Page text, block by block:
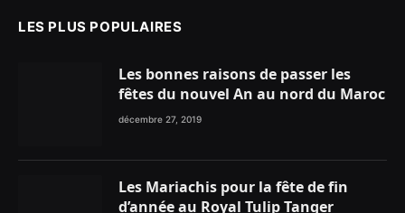
LES PLUS POPULAIRES
Les bonnes raisons de passer les
fêtes du nouvel An au nord du Maroc
décembre 27, 2019
Les Mariachis pour la fête de fin
d’année au Royal Tulip Tanger